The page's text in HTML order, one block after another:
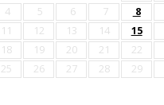
4
5 6 7 8
11
12 13 14 15
18
19 20 21 22
25
26 27 28 29